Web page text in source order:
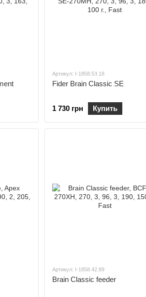
Артикул: I-1858.53.18
Fider Brain Classic SE
1 730 грн Купить
Артикул: I-1858.42.89
Brain Classic feeder